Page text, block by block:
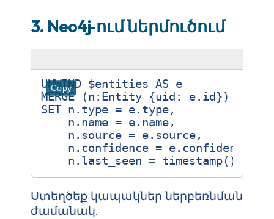
3. Neo4j‑ում ներմուծում
Copy
UNWIND $entities AS e
MERGE (n:Entity {uid: e.id})
SET n.type = e.type,
    n.name = e.name,
    n.source = e.source,
    n.confidence = e.confidence,
Ստեղծեք կապակներ ներբեռնման
ժամանակ.